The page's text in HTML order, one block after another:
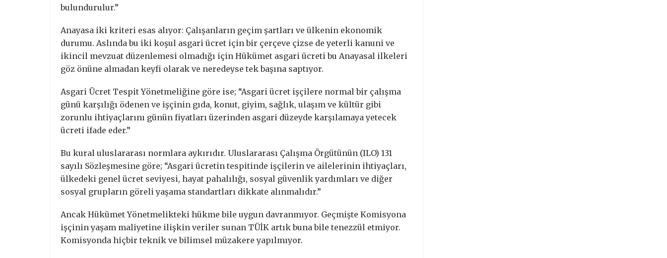
bulundurulur.”
Anayasa iki kriteri esas alıyor: Çalışanların geçim şartları ve ülkenin ekonomik
durumu. Aslında bu iki koşul asgari ücret için bir çerçeve çizse de yeterli kanuni ve
ikincil mevzuat düzenlemesi olmadığı için Hükümet asgari ücreti bu Anayasal ilkeleri
göz önüne almadan keyfi olarak ve neredeyse tek başına saptıyor.
Asgari Ücret Tespit Yönetmeliğine göre ise; “Asgari ücret işçilere normal bir çalışma
günü karşılığı ödenen ve işçinin gıda, konut, giyim, sağlık, ulaşım ve kültür gibi
zorunlu ihtiyaçlarını günün fiyatları üzerinden asgari düzeyde karşılamaya yetecek
ücreti ifade eder.”
Bu kural uluslararası normlara aykırıdır. Uluslararası Çalışma Örgütünün (ILO) 131
sayılı Sözleşmesine göre; “Asgari ücretin tespitinde işçilerin ve ailelerinin ihtiyaçları,
ülkedeki genel ücret seviyesi, hayat pahalılığı, sosyal güvenlik yardımları ve diğer
sosyal grupların göreli yaşama standartları dikkate alınmalıdır.”
Ancak Hükümet Yönetmelikteki hükme bile uygun davranmıyor. Geçmişte Komisyona
işçinin yaşam maliyetine ilişkin veriler sunan TÜİK artık buna bile tenezzül etmiyor.
Komisyonda hiçbir teknik ve bilimsel müzakere yapılmıyor.